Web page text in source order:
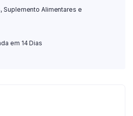
Suplemento Alimentares e
em 14 Dias